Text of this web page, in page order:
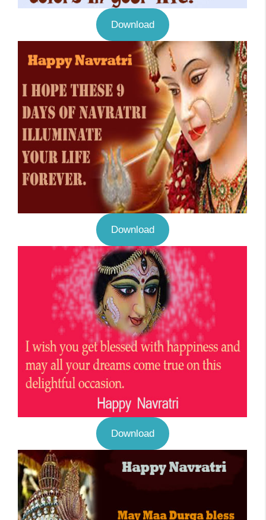
Download
Download
Download